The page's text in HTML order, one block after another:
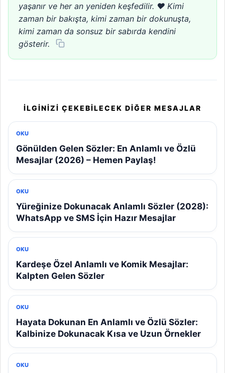
yaşanır ve her an yeniden keşfedilir. ❤️ Kimi
zaman bir bakışta, kimi zaman bir dokunuşta,
kimi zaman da sonsuz bir sabırda kendini
gösterir.
İLGINIZI ÇEKEBILECEK DIĞER MESAJLAR
OKU
Gönülden Gelen Sözler: En Anlamlı ve Özlü
Mesajlar (2026) – Hemen Paylaş!
OKU
Yüreğinize Dokunacak Anlamlı Sözler (2028):
WhatsApp ve SMS İçin Hazır Mesajlar
OKU
Kardeşe Özel Anlamlı ve Komik Mesajlar:
Kalpten Gelen Sözler
OKU
Hayata Dokunan En Anlamlı ve Özlü Sözler:
Kalbinize Dokunacak Kısa ve Uzun Örnekler
OKU